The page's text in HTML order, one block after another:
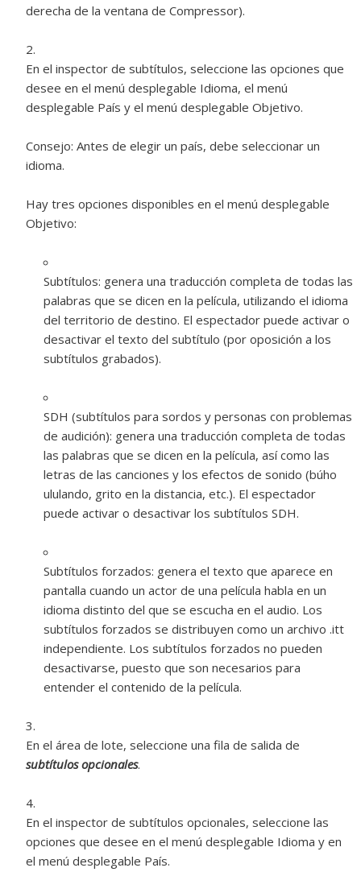
derecha de la ventana de Compressor).
En el inspector de subtítulos, seleccione las opciones que
desee en el menú desplegable Idioma, el menú
desplegable País y el menú desplegable Objetivo.
Consejo: Antes de elegir un país, debe seleccionar un
idioma.
Hay tres opciones disponibles en el menú desplegable
Objetivo:
Subtítulos: genera una traducción completa de todas las
palabras que se dicen en la película, utilizando el idioma
del territorio de destino. El espectador puede activar o
desactivar el texto del subtítulo (por oposición a los
subtítulos grabados).
SDH (subtítulos para sordos y personas con problemas
de audición): genera una traducción completa de todas
las palabras que se dicen en la película, así como las
letras de las canciones y los efectos de sonido (búho
ululando, grito en la distancia, etc.). El espectador
puede activar o desactivar los subtítulos SDH.
Subtítulos forzados: genera el texto que aparece en
pantalla cuando un actor de una película habla en un
idioma distinto del que se escucha en el audio. Los
subtítulos forzados se distribuyen como un archivo .itt
independiente. Los subtítulos forzados no pueden
desactivarse, puesto que son necesarios para
entender el contenido de la película.
En el área de lote, seleccione una fila de salida de
subtítulos opcionales.
En el inspector de subtítulos opcionales, seleccione las
opciones que desee en el menú desplegable Idioma y en
el menú desplegable País.